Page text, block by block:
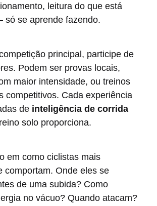
leitura do que está
só se aprende fazendo.
principal, participe de
Podem ser provas locais,
maior intensidade, ou treinos
competitivos. Cada experiência
de inteligência de corrida
solo proporciona.
em como ciclistas mais
comportam. Onde eles se
de uma subida? Como
no vácuo? Quando atacam?